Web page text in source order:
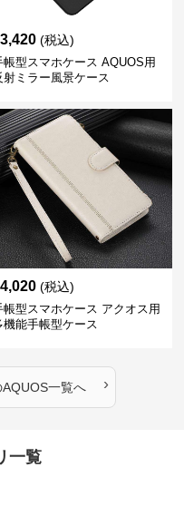
3,420 (税込)
帳型スマホケース AQUOS用
射ミラー風景ケース
4,020 (税込)
帳型スマホケース アクオス用
機能手帳型ケース
AQUOS一覧へ ›
一覧